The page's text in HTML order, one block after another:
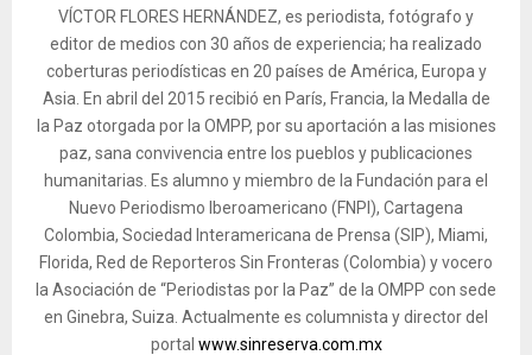
VÍCTOR FLORES HERNÁNDEZ, es periodista, fotógrafo y
editor de medios con 30 años de experiencia; ha realizado
coberturas periodísticas en 20 países de América, Europa y
Asia. En abril del 2015 recibió en París, Francia, la Medalla de
la Paz otorgada por la OMPP, por su aportación a las misiones
paz, sana convivencia entre los pueblos y publicaciones
humanitarias. Es alumno y miembro de la Fundación para el
Nuevo Periodismo Iberoamericano (FNPI), Cartagena
Colombia, Sociedad Interamericana de Prensa (SIP), Miami,
Florida, Red de Reporteros Sin Fronteras (Colombia) y vocero
la Asociación de “Periodistas por la Paz” de la OMPP con sede
en Ginebra, Suiza. Actualmente es columnista y director del
portal www.sinreserva.com.mx